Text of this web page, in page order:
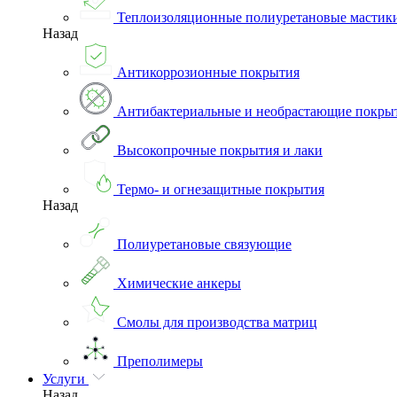
Теплоизоляционные полиуретановые
Назад
Антикоррозионные покрытия
Антибактериальные и необрастающие
Высокопрочные покрытия и лаки
Термо- и огнезащитные покрытия
Назад
Полиуретановые связующие
Химические анкеры
Смолы для производства матриц
Преполимеры
Услуги